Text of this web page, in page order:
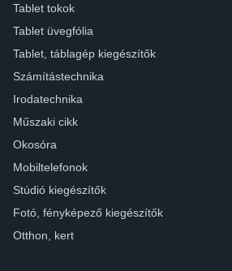
Tablet tokok
Tablet üvegfólia
Tablet, táblagép kiegészítők
Számítástechnika
Irodatechnika
Műszaki cikk
Okosóra
Mobiltelefonok
Stúdió kiegészítők
Fotó, fényképező kiegészítők
Otthon, kert